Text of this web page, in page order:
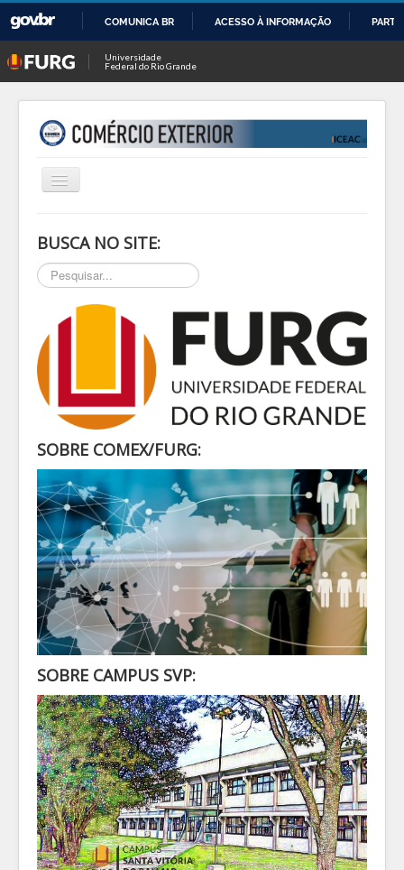
O
CONTEÚDO
COMUNICA BR ACESSO À INFORMAÇÃO
Universidade
Federal do Rio Grande
Alternar
Navegação
SOBRE
NOTÍCIAS
PESQ & EXTEN
SECRETARIA
CONTATO
LOGIN
BUSCA NO SITE:
Pesquisar...
SOBRE COMEX/FURG:
SOBRE CAMPUS SVP: